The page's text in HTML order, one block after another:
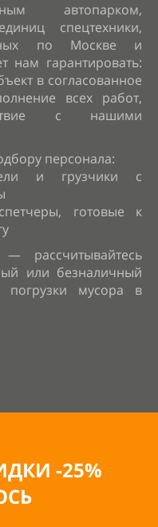
автопарком,
спецтехники,
по Москве и
нам гарантировать:
в согласованное
всех работ,
с нашими
персонала:
и грузчики с
готовые к
рассчитывайтесь
или безналичный
погрузки мусора в
-25%